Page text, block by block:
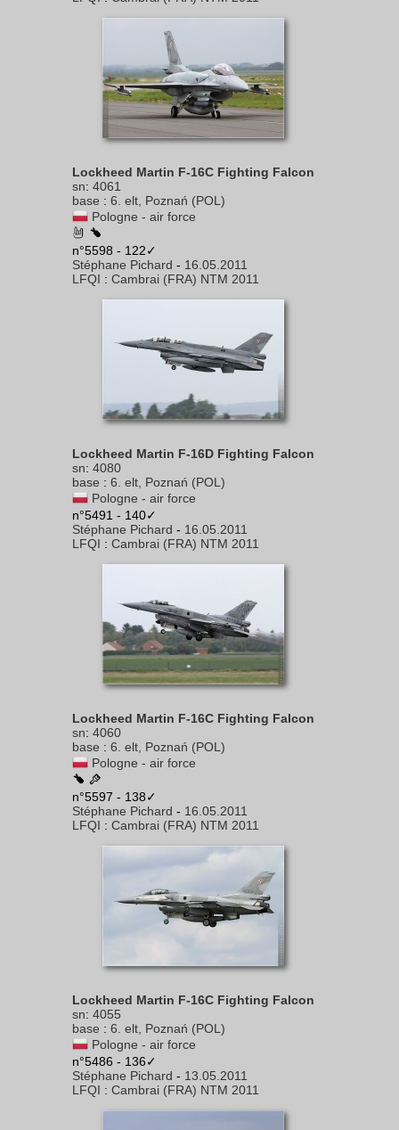
Lockheed Martin F-16C Fighting Falcon
sn: 4061
base : 6. elt, Poznań (POL)
Pologne - air force
n°5598 - 122✓
Stéphane Pichard - 16.05.2011
LFQI : Cambrai (FRA) NTM 2011
Lockheed Martin F-16D Fighting Falcon
sn: 4080
base : 6. elt, Poznań (POL)
Pologne - air force
n°5491 - 140✓
Stéphane Pichard - 16.05.2011
LFQI : Cambrai (FRA) NTM 2011
Lockheed Martin F-16C Fighting Falcon
sn: 4060
base : 6. elt, Poznań (POL)
Pologne - air force
n°5597 - 138✓
Stéphane Pichard - 16.05.2011
LFQI : Cambrai (FRA) NTM 2011
Lockheed Martin F-16C Fighting Falcon
sn: 4055
base : 6. elt, Poznań (POL)
Pologne - air force
n°5486 - 136✓
Stéphane Pichard - 13.05.2011
LFQI : Cambrai (FRA) NTM 2011